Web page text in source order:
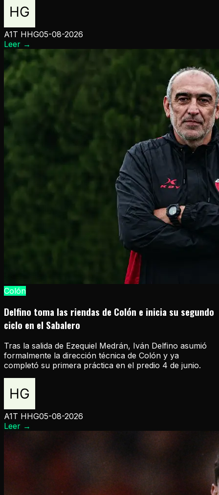
A1T HHG05-08-2026
Leer →
Colón
Delfino toma las riendas de Colón e inicia su segundo
ciclo en el Sabalero
Tras la salida de Ezequiel Medrán, Iván Delfino asumió
formalmente la dirección técnica de Colón y ya
completó su primera práctica en el predio 4 de junio.
A1T HHG05-08-2026
Leer →